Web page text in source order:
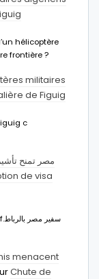
hélicoptère
frontière ?
militaires
de Figuig
c
مصر تمنح
de visa
menacent
Chute de